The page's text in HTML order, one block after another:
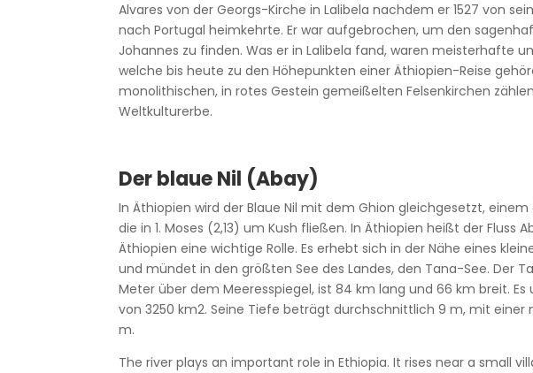
Alvares von der Georgs-Kirche in Lalibela nachdem er 1527 von
nach Portugal heimkehrte. Er war aufgebrochen, um den
Johannes zu finden. Was er in Lalibela fand, waren meisterhafte
welche bis heute zu den Höhepunkten einer Äthiopien-Reise
monolithischen, in rotes Gestein gemeißelten Felsenkirchen
Weltkulturerbe.
Der blaue Nil (Abay)
In Äthiopien wird der Blaue Nil mit dem Ghion gleichgesetzt, einem
die in 1. Moses (2,13) um Kush fließen. In Äthiopien heißt der Fluss
Äthiopien eine wichtige Rolle. Es erhebt sich in der Nähe eines
und mündet in den größten See des Landes, den Tana-See. Der
Meter über dem Meeresspiegel, ist 84 km lang und 66 km breit.
von 3250 km2. Seine Tiefe beträgt durchschnittlich 9 m, mit einer
m.
The river plays an important role in Ethiopia. It rises near a small